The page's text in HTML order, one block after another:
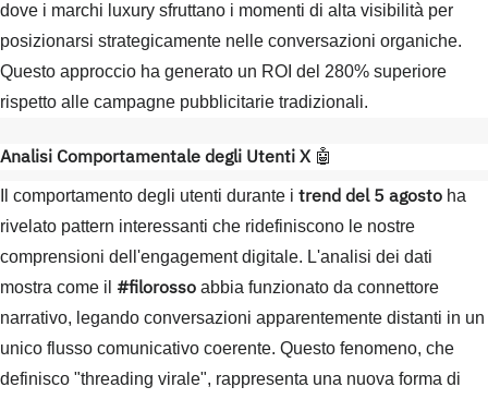
dove i marchi luxury sfruttano i momenti di alta visibilità per
posizionarsi strategicamente nelle conversazioni organiche.
Questo approccio ha generato un ROI del 280% superiore
rispetto alle campagne pubblicitarie tradizionali.
Analisi Comportamentale degli Utenti X 🤖
Il comportamento degli utenti durante i trend del 5 agosto ha
rivelato pattern interessanti che ridefiniscono le nostre
comprensioni dell'engagement digitale. L'analisi dei dati
mostra come il #filorosso abbia funzionato da connettore
narrativo, legando conversazioni apparentemente distanti in un
unico flusso comunicativo coerente. Questo fenomeno, che
definisco "threading virale", rappresenta una nuova forma di